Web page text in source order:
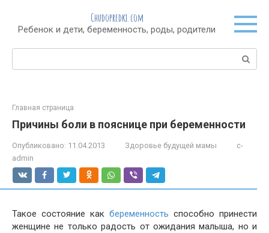
контенту
Chudopredki.com
Ребенок и дети, беременность, роды, родители
Поиск:
Главная страница
Причины боли в пояснице при беременности
Опубликовано: 11.04.2013 Здоровье будущей мамы
c-
admin
Такое состояние как беременность способно принести
женщине не только радость от ожидания малыша, но и